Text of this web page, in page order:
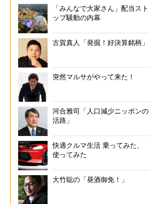
「みんなで大家さん」配当スト
ップ騒動の内幕
古賀真人「発掘！好決算銘柄」
突然マルサがやって来た！
河合雅司「人口減少ニッポンの
活路」
快適クルマ生活 乗ってみた、
使ってみた
大竹聡の「昼酒御免！」